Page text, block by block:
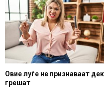
Овие луѓе не признаваат
грешат